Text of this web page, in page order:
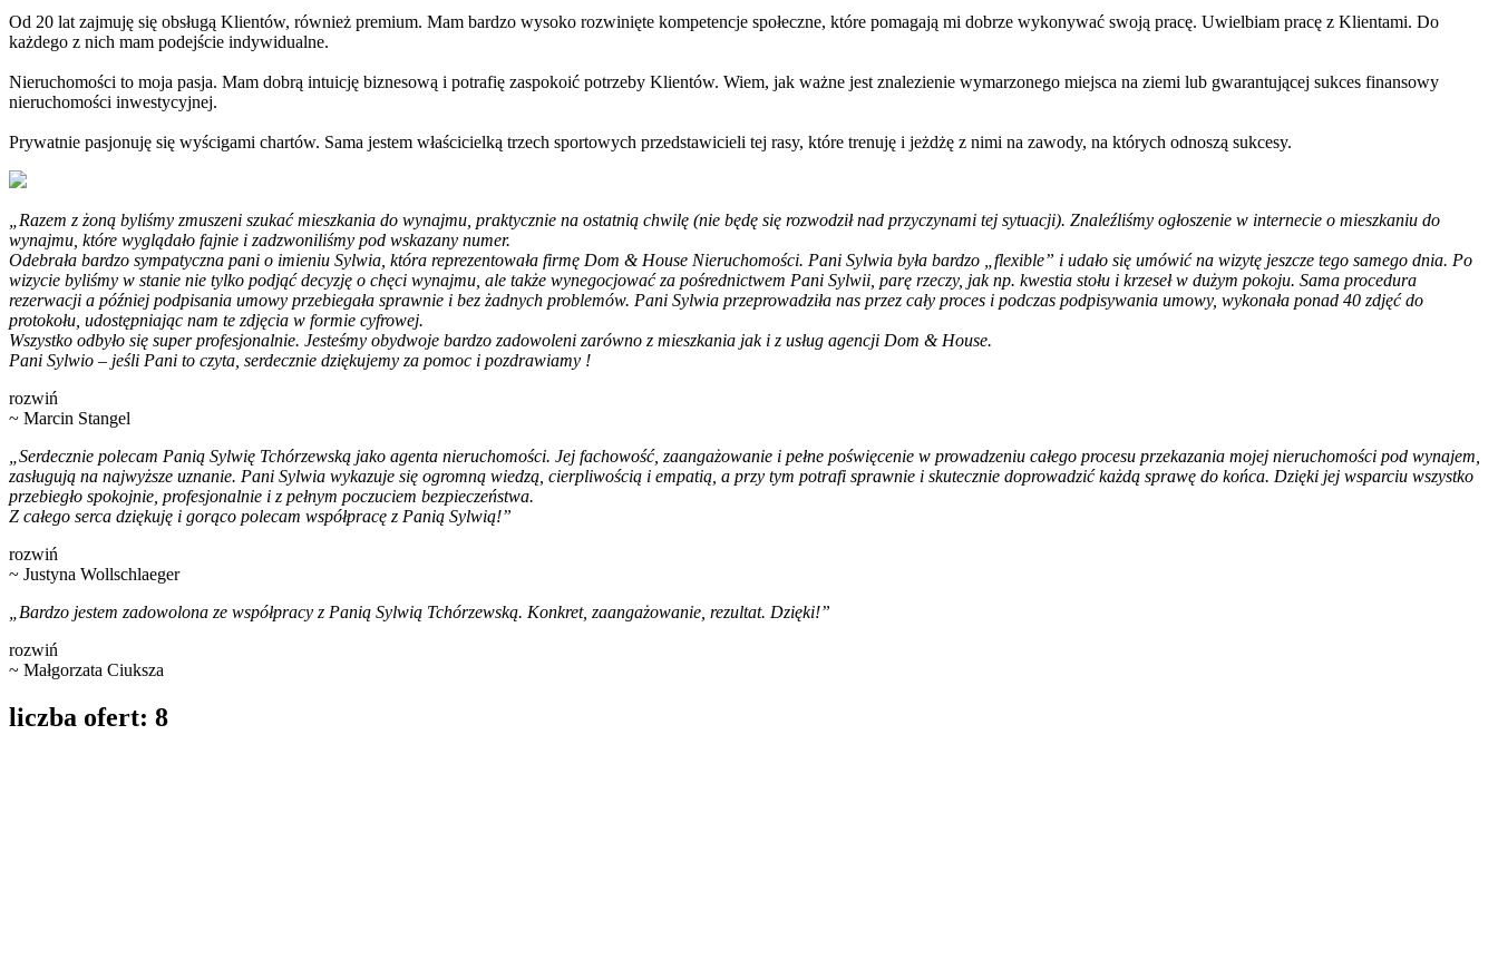
Od 20 lat zajmuję się obsługą Klientów, również premium. Mam bardzo wysoko rozwinięte kompetencje społeczne, które pomagają mi dobrze wykonywać swoją pracę. Uwielbiam pracę z Klientami. Do
każdego z nich mam podejście indywidualne.
Nieruchomości to moja pasja. Mam dobrą intuicję biznesową i potrafię zaspokoić potrzeby Klientów. Wiem, jak ważne jest znalezienie wymarzonego miejsca na ziemi lub gwarantującej sukces finansowy
nieruchomości inwestycyjnej.
Prywatnie pasjonuję się wyścigami chartów. Sama jestem właścicielką trzech sportowych przedstawicieli tej rasy, które trenuję i jeżdżę z nimi na zawody, na których odnoszą sukcesy.
„Razem z żoną byliśmy zmuszeni szukać mieszkania do wynajmu, praktycznie na ostatnią chwilę (nie będę się rozwodził nad przyczynami tej sytuacji). Znaleźliśmy ogłoszenie w internecie o mieszkaniu do
wynajmu, które wyglądało fajnie i zadzwoniliśmy pod wskazany numer.
Odebrała bardzo sympatyczna pani o imieniu Sylwia, która reprezentowała firmę Dom & House Nieruchomości. Pani Sylwia była bardzo „flexible” i udało się umówić na wizytę jeszcze tego samego dnia. Po
wizycie byliśmy w stanie nie tylko podjąć decyzję o chęci wynajmu, ale także wynegocjować za pośrednictwem Pani Sylwii, parę rzeczy, jak np. kwestia stołu i krzeseł w dużym pokoju. Sama procedura
rezerwacji a później podpisania umowy przebiegała sprawnie i bez żadnych problemów. Pani Sylwia przeprowadziła nas przez cały proces i podczas podpisywania umowy, wykonała ponad 40 zdjęć do
protokołu, udostępniając nam te zdjęcia w formie cyfrowej.
Wszystko odbyło się super profesjonalnie. Jesteśmy obydwoje bardzo zadowoleni zarówno z mieszkania jak i z usług agencji Dom & House.
Pani Sylwio – jeśli Pani to czyta, serdecznie dziękujemy za pomoc i pozdrawiamy !
rozwiń
~ Marcin Stangel
„Serdecznie polecam Panią Sylwię Tchórzewską jako agenta nieruchomości. Jej fachowość, zaangażowanie i pełne poświęcenie w prowadzeniu całego procesu przekazania mojej nieruchomości pod wynajem,
zasługują na najwyższe uznanie. Pani Sylwia wykazuje się ogromną wiedzą, cierpliwością i empatią, a przy tym potrafi sprawnie i skutecznie doprowadzić każdą sprawę do końca. Dzięki jej wsparciu wszystko
przebiegło spokojnie, profesjonalnie i z pełnym poczuciem bezpieczeństwa.
Z całego serca dziękuję i gorąco polecam współpracę z Panią Sylwią!”
rozwiń
~ Justyna Wollschlaeger
„Bardzo jestem zadowolona ze współpracy z Panią Sylwią Tchórzewską. Konkret, zaangażowanie, rezultat. Dzięki!”
rozwiń
~ Małgorzata Ciuksza
liczba ofert: 8